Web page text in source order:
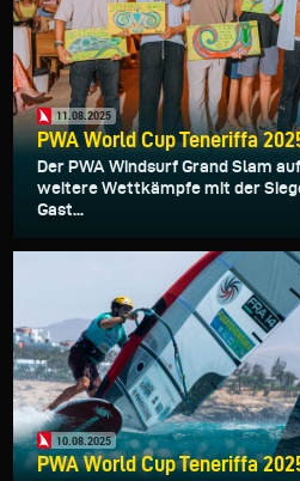
11.08.2025
PWA World Cup Teneriffa
Der PWA Windsurf Grand Slam
weitere Wettkämpfe mit der
Gast...
10.08.2025
PWA World Cup Teneriffa